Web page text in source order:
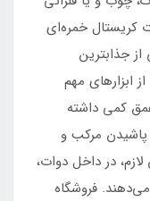
کریستال خمره‌ای
جذابترین
ابزارهای مهم
کمی داشته
پاشیدن مرکب و
در داخل دوات،
فروشگاه